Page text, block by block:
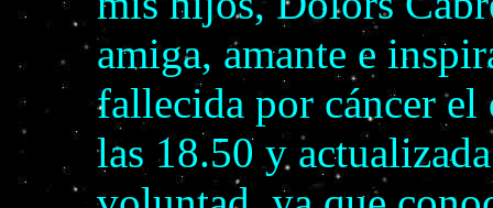
amiga, amante e
fallecida por cáncer el
las 18.50 y